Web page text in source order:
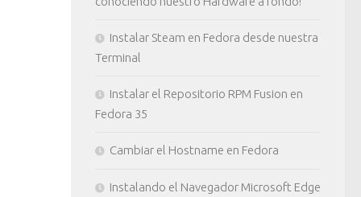
Instalar Steam en Fedora desde nuestra
Terminal
Instalar el Repositorio RPM Fusion en
Fedora 35
Cambiar el Hostname en Fedora
Instalando el Navegador Microsoft Edge